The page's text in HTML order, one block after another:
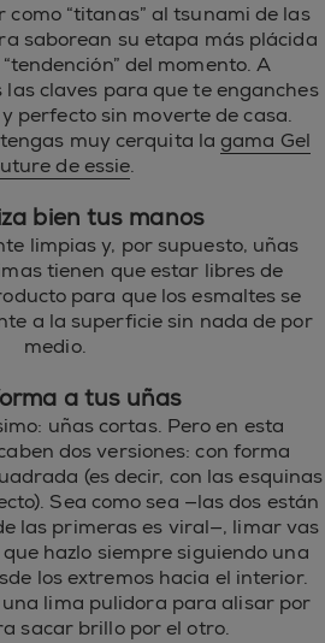
como “titanas” al tsunami de las
saborean su etapa más plácida
del momento. A
claves para que te enganches
perfecto sin moverte de casa.
muy cerquita lagama Gel
de essie.
bien tus manos
limpias y, por supuesto, uñas
tienen que estar libres de
para que los esmaltes se
a la superficie sin nada de por
medio.
a tus uñas
uñas cortas. Pero en esta
dos versiones: con forma
(es decir, con las esquinas
Sea como sea —las dos están
las primeras es viral—, limar vas
hazlo siempre siguiendo una
los extremos hacia el interior.
lima pulidora para alisar por
sacar brillo por el otro.